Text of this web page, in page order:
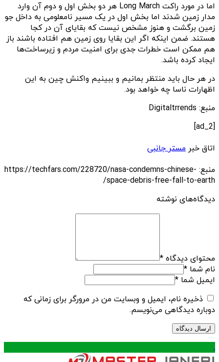
اما در مورد راکت Long March هر دو بخش اول و دوم آن وارد
مدار زمین شدند اما بخش اول در یک مسیر نامعلومی به داخل جو
زمین برگشت و هنوز مشخص نیست که بقایای آن در کجا
هستند. ضمن اینکه اگر این بقایا روی زمین هم افتاده باشند باز
هم ممکن است خطرات جدی برای امنیت مردم و زیرساخت‌ها
ایجاد کرده باشد.
در هر حال باید منتظر بمانیم و ببینیم واکنش چین به این
اظهارات ناسا چه خواهد بود.
منبع: Digitaltrrends
[ad_2]
اتاق خبر مستر جانبی
منبع: https://techfars.com/228720/nasa-condemns-chinese-
space-debris-free-fall-to-earth/
دیدگاه‌های نوشته
محتوای دیدگاه *
نام شما *
ایمیل شما *
ذخیره نام، ایمیل و وبسایت من در مرورگر برای زمانی که
دوباره دیدگاهی می‌نویسم.
.